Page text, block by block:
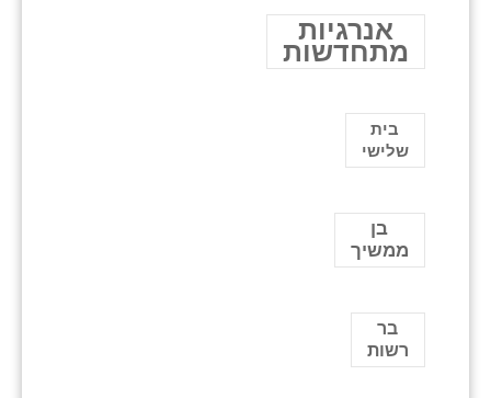
אנרגיות
מתחדשות
בית
שלישי
בן
ממשיך
בר
רשות